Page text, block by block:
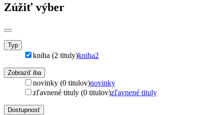
Zúžiť výber
Typ
kniha (2 tituly)kniha2
Zobraziť iba
novinky (0 titulov)novinky
zľavnené tituly (0 titulov)zľavnené tituly
Dostupnosť